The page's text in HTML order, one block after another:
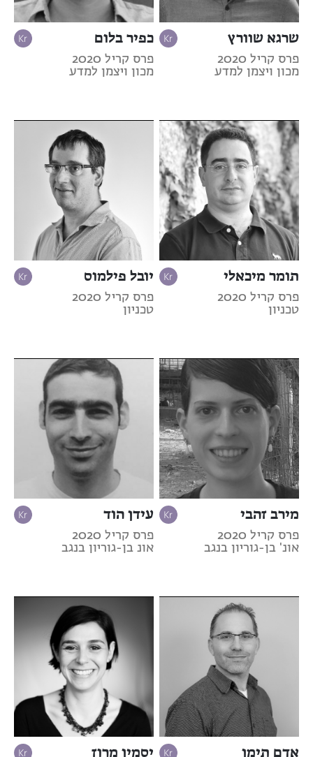
שרגא שוורץ
פרס קריל 2020
מכון ויצמן למדע
כפיר בלום
פרס קריל 2020
מכון ויצמן למדע
תומר מיכאלי
פרס קריל 2020
טכניון
יובל פילמוס
פרס קריל 2020
טכניון
מירב זהבי
פרס קריל 2020
אונ' בן-גוריון בנגב
עידן הוד
פרס קריל 2020
אונ בן-גוריון בנגב
אדם תימן יסמין מרוז